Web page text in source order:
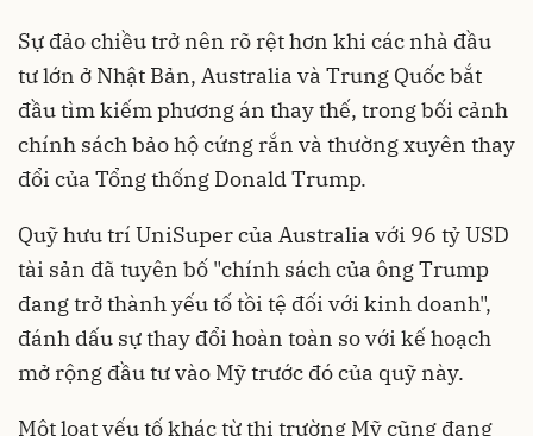
Sự đảo chiều trở nên rõ rệt hơn khi các nhà đầu
tư lớn ở Nhật Bản, Australia và Trung Quốc bắt
đầu tìm kiếm phương án thay thế, trong bối cảnh
chính sách bảo hộ cứng rắn và thường xuyên thay
đổi của Tổng thống Donald Trump.
Quỹ hưu trí UniSuper của Australia với 96 tỷ USD
tài sản đã tuyên bố "chính sách của ông Trump
đang trở thành yếu tố tồi tệ đối với kinh doanh",
đánh dấu sự thay đổi hoàn toàn so với kế hoạch
mở rộng đầu tư vào Mỹ trước đó của quỹ này.
Một loạt yếu tố khác từ thị trường Mỹ cũng đang